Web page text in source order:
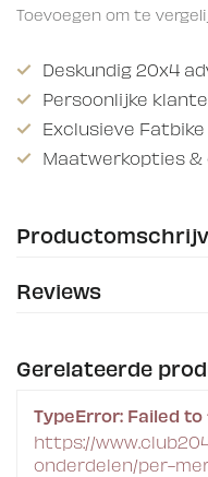
Toevoegen om te
Deskundig 20x4
Persoonlijke
Exclusieve
Maatwerkopties &
Reviews
Gerelateerde
TypeError: Failed
https://
onderdelen/per-